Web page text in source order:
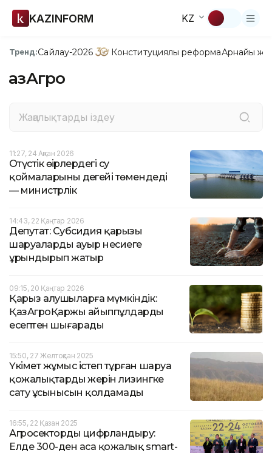
KAZINFORM KZ
Тренд:Сайлау-2026 Конституциялық реформаАрнайы
ҚазАгро
11:27, 24 Ақпан 2026
Оңтүстік өңірлердегі су
қоймаларының деңгейі төмендеді
— министрлік
14:43, 22 Қаңтар 2026
Депутат: Субсидия қарызы
шаруаларды ауыр несиеге
ұрындырып жатыр
09:15, 20 Қаңтар 2026
Қарыз алушыларға мүмкіндік:
ҚазАгроҚаржы айыппұлдарды
есептен шығарады
15:50, 27 Желтоқсан 2025
Үкімет жұмыс істеп тұрған шаруа
қожалықтардың жерін лизингке
сату ұсынысын қолдамады
16:55, 22 Қазан 2025
Агросекторды цифрландыру:
Елде 300-ден аса қожалық smart-